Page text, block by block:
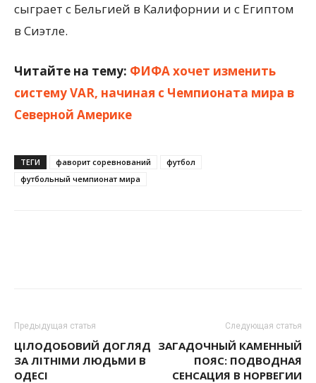
сыграет с Бельгией в Калифорнии и с Египтом
в Сиэтле.
Читайте на тему: ФИФА хочет изменить
систему VAR, начиная с Чемпионата мира в
Северной Америке
ТЕГИ фаворит соревнований
футбол
футбольный чемпионат мира
Предыдущая статья
ЦІЛОДОБОВИЙ ДОГЛЯД
ЗА ЛІТНІМИ ЛЮДЬМИ В
ОДЕСІ
Следующая статья
ЗАГАДОЧНЫЙ КАМЕННЫЙ
ПОЯС: ПОДВОДНАЯ
СЕНСАЦИЯ В НОРВЕГИИ